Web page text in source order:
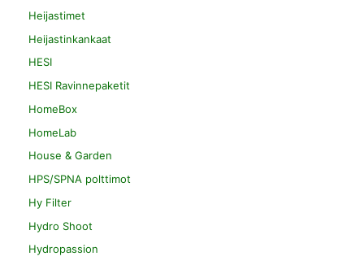
Heijastimet
Heijastinkankaat
HESI
HESI Ravinnepaketit
HomeBox
HomeLab
House & Garden
HPS/SPNA polttimot
Hy Filter
Hydro Shoot
Hydropassion